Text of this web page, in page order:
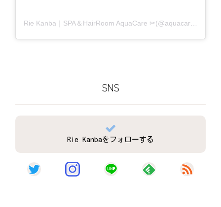
SNS
Rie Kanbaをフォローする